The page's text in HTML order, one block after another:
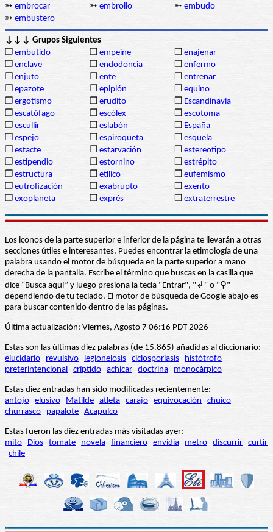
➳ embrocar ➳ embrollo ➳ embudo
➳ embustero
↓↓↓ Grupos Siguientes
❒ embutido ❒ empeine ❒ enajenar
❒ enclave ❒ endodoncia ❒ enfermo
❒ enjuto ❒ ente ❒ entrenar
❒ epazote ❒ epiplón ❒ equino
❒ ergotismo ❒ erudito ❒ Escandinavia
❒ escatófago ❒ escólex ❒ escotoma
❒ escullir ❒ eslabón ❒ España
❒ espejo ❒ espiroqueta ❒ esquela
❒ estacte ❒ estarvación ❒ estereotipo
❒ estipendio ❒ estornino ❒ estrépito
❒ estructura ❒ etílico ❒ eufemismo
❒ eutrofización ❒ exabrupto ❒ exento
❒ exoplaneta ❒ exprés ❒ extraterrestre
Los iconos de la parte superior e inferior de la página te llevarán a otras
secciones útiles e interesantes. Puedes encontrar la etimología de una
palabra usando el motor de búsqueda en la parte superior a mano
derecha de la pantalla. Escribe el término que buscas en la casilla que
dice “Busca aquí” y luego presiona la tecla "Entrar", "↲" o "⚲"
dependiendo de tu teclado. El motor de búsqueda de Google abajo es
para buscar contenido dentro de las páginas.
Última actualización: Viernes, Agosto 7 06:16 PDT 2026
Estas son las últimas diez palabras (de 15.865) añadidas al diccionario:
elucidario
revulsivo legionelosis ciclosporiasis
histótrofo
preterintencional críptido achicar doctrina monocárpico
Estas diez entradas han sido modificadas recientemente:
antojo elusivo Matilde atleta carajo equivocación
chuico
churrasco
papalote Acapulco
Estas fueron las diez entradas más visitadas ayer:
mito
Dios tomate novela financiero envidia metro discurrir curtir
chile